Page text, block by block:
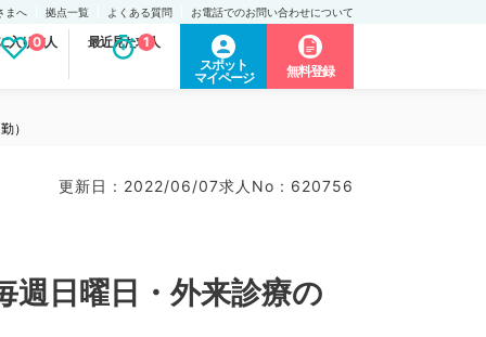
まへ 拠点一覧 よくある質問 お電話でのお問い合わせについて
入り求人
0 最近見た求人
1
スポット
マイページ
無料登録
）
更新日 : 2022/06/07求人No : 620756
日曜日・外来診療の